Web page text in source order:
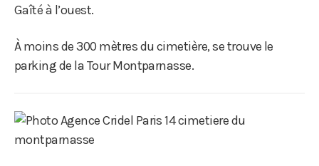
Gaîté à l’ouest.
À moins de 300 mètres du cimetière, se trouve le
parking de la Tour Montparnasse.